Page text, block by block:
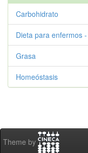
Carbohidrato
Dieta para enfermos
Grasa
Homeóstasis
Theme by